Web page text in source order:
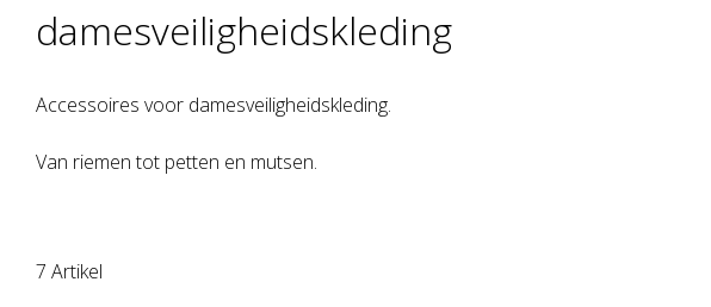
damesveiligheidskleding
Accessoires voor damesveiligheidskleding.
Van riemen tot petten en mutsen.
7 Artikel